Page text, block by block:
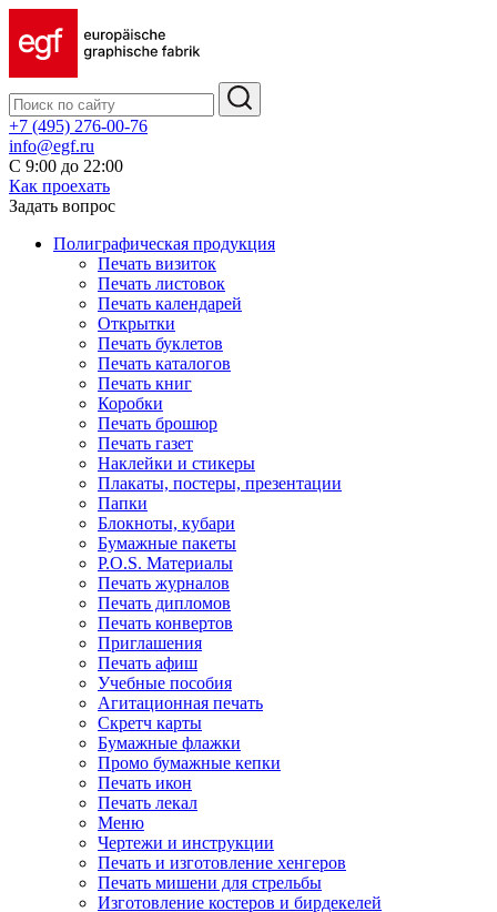
+7 (495) 276-00-76
info@egf.ru
С 9:00 до 22:00
Как проехать
Задать вопрос
Полиграфическая продукция
Печать визиток
Печать листовок
Печать календарей
Открытки
Печать буклетов
Печать каталогов
Печать книг
Коробки
Печать брошюр
Печать газет
Наклейки и стикеры
Плакаты, постеры, презентации
Папки
Блокноты, кубари
Бумажные пакеты
P.O.S. Материалы
Печать журналов
Печать дипломов
Печать конвертов
Приглашения
Печать афиш
Учебные пособия
Агитационная печать
Скретч карты
Бумажные флажки
Промо бумажные кепки
Печать икон
Печать лекал
Меню
Чертежи и инструкции
Печать и изготовление хенгеров
Печать мишени для стрельбы
Изготовление костеров и бирдекелей